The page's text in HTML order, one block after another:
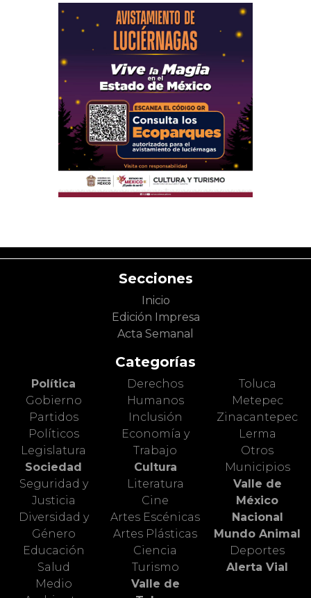
Secciones
Inicio
Edición Impresa
Acta Semanal
Categorías
Política
Gobierno
Partidos
Políticos
Legislatura
Sociedad
Seguridad y
Justicia
Diversidad y
Género
Educación
Salud
Medio
Derechos
Humanos
Inclusión
Economía y
Trabajo
Cultura
Literatura
Cine
Artes Escénicas
Artes Plásticas
Ciencia
Turismo
Valle de
Toluca
Metepec
Zinacantepec
Lerma
Otros
Municipios
Valle de
México
Nacional
Mundo Animal
Deportes
Alerta Vial